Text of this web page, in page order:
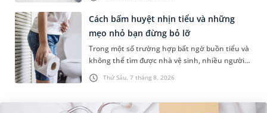
Những chia sẻ dưới đây sẽ giúp ch...
Thứ Sáu, 7 tháng 8, 2026
Cách bấm huyệt nhịn tiểu và những
mẹo nhỏ bạn đừng bỏ lỡ
Trong một số trường hợp bất ngờ buồn tiểu và
không thể tìm được nhà vệ sinh, nhiều người
đã áp dụng phương pháp bấm huyệt nhịn tiểu.
Vậy cách bấm huyệt nhịn...